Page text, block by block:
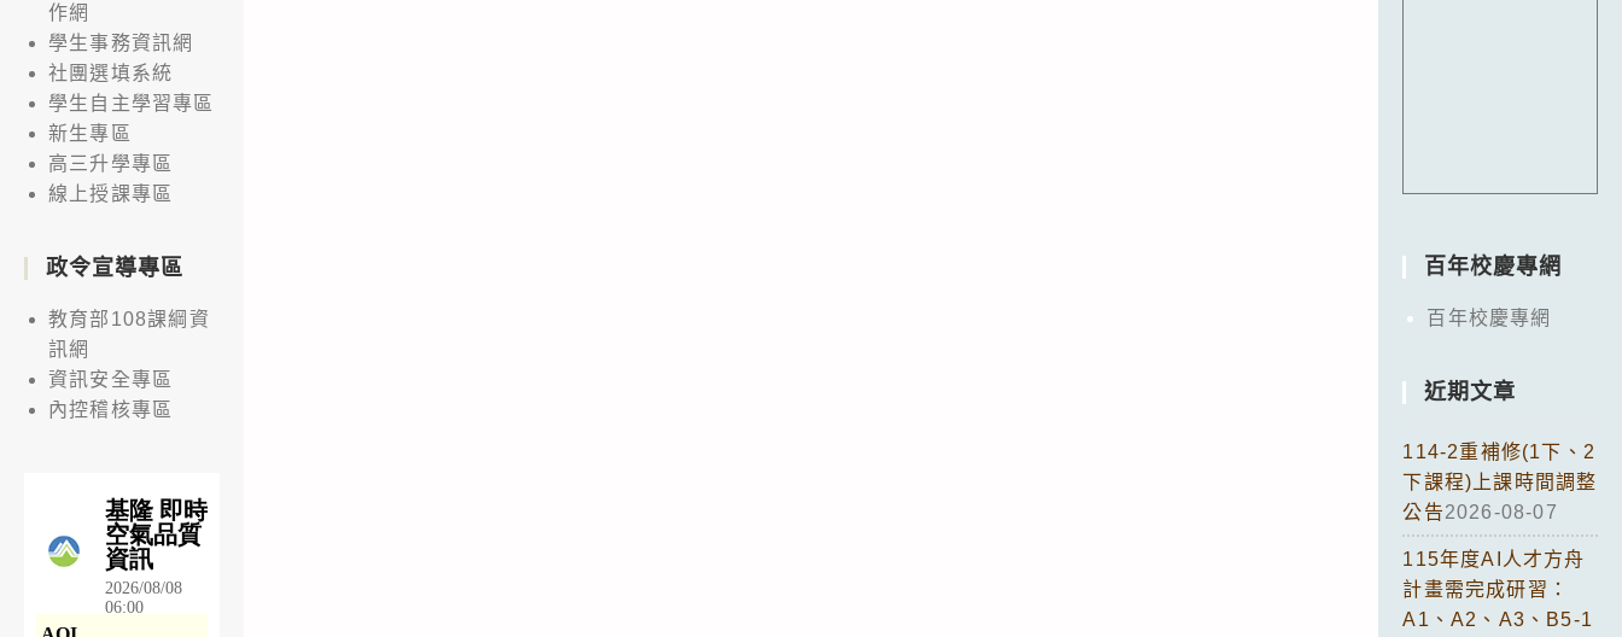
作網
學生事務資訊網
社團選填系統
學生自主學習專區
新生專區
高三升學專區
線上授課專區
政令宣導專區
教育部108課綱資
訊網
資訊安全專區
內控稽核專區
百年校慶專網
百年校慶專網
近期文章
114-2重補修(1下、2
下課程)上課時間調整
公告2026-08-07
115年度AI人才方舟
計畫需完成研習：
A1、A2、A3、B5-1